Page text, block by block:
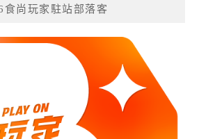
食尚玩家駐站部落客